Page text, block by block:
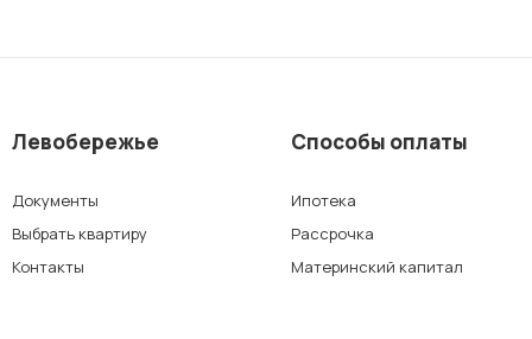
Левобережье
Документы
Выбрать квартиру
Контакты
Способы оплаты
Ипотека
Рассрочка
Материнский капитал